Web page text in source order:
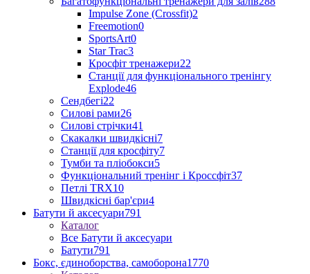
Impulse Zone (Crossfit)2
Freemotion0
SportsArt0
Star Trac3
Кросфіт тренажери22
Станції для функціонального тренінгу
Explode46
Сендбегі22
Силові рами26
Силові стрічки41
Скакалки швидкісні7
Станції для кросфіту7
Тумби та пліобокси5
Функціональний тренінг і Кроссфіт37
Петлі TRX10
Швидкісні бар'єри4
Батути й аксесуари791
Каталог
Все Батути й аксесуари
Батути791
Бокс, єдиноборства, самоборона1770